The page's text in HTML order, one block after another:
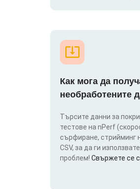
Как мога да
необработените
Търсите данни за
тестове на nPerf
сърфиране, стрийминг
CSV, за да ги
проблем! Свържете се